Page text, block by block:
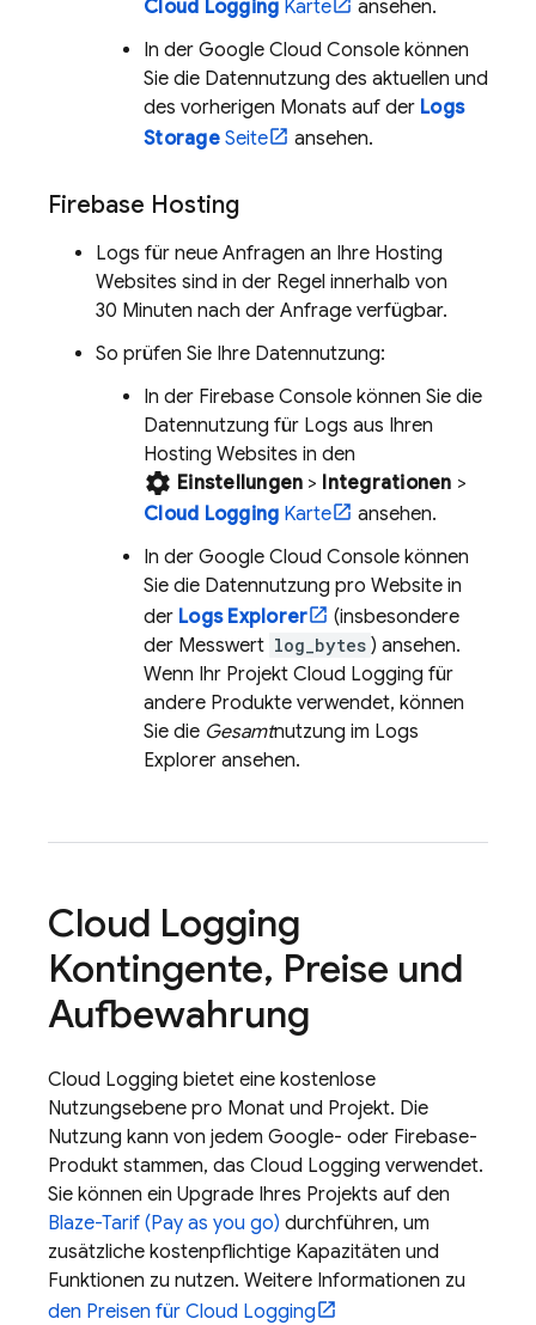
Cloud Logging Karte
ansehen.
In der Google Cloud Console können
Sie die Datennutzung des aktuellen und
des vorherigen Monats auf der Logs
StorageSeite ansehen.
Firebase Hosting
Logs für neue Anfragen an Ihre Hosting
Websites sind in der Regel innerhalb von
30 Minuten nach der Anfrage verfügbar.
So prüfen Sie Ihre Datennutzung:
In der Firebase Console können Sie die
Datennutzung für Logs aus Ihren
Hosting Websites in den
settings Einstellungen > Integrationen >
Cloud Logging Karte
ansehen.
In der Google Cloud Console können
Sie die Datennutzung pro Website in
der Logs Explorer
(insbesondere
der Messwert log_bytes ) ansehen.
Wenn Ihr Projekt Cloud Logging für
andere Produkte verwendet, können
Sie die Gesamtnutzung im Logs
Explorer ansehen.
Cloud Logging
Kontingente, Preise und
Aufbewahrung
Cloud Logging bietet eine kostenlose
Nutzungsebene pro Monat und Projekt. Die
Nutzung kann von jedem Google- oder Firebase-
Produkt stammen, das Cloud Logging verwendet.
Sie können ein Upgrade Ihres Projekts auf den
Blaze-Tarif (Pay as you go) durchführen, um
zusätzliche kostenpflichtige Kapazitäten und
Funktionen zu nutzen. Weitere Informationen zu
den Preisen für Cloud Logging